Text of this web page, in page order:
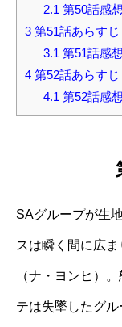
2.1 第50話感想
3 第51話あらすじ
3.1 第51話感想
4 第52話あらすじ
4.1 第52話感想
SAグループが生
スは瞬く間に広
（ナ・ヨンヒ）
テは失墜したグ